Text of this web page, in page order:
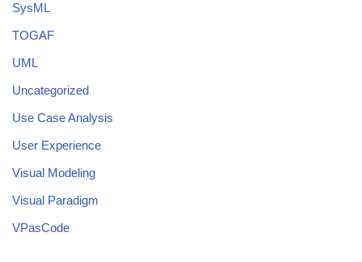
SysML
TOGAF
UML
Uncategorized
Use Case Analysis
User Experience
Visual Modeling
Visual Paradigm
VPasCode